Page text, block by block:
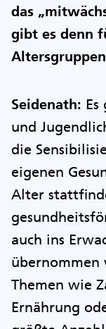
das
gibt es denn
Seidenath:
und
die
eigenen
Alter
auch ins
übernommen
Themen wie
Ernährung